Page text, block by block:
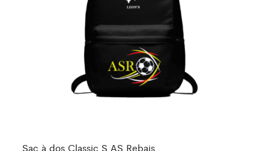
Sac à dos Classic S AS Rebais